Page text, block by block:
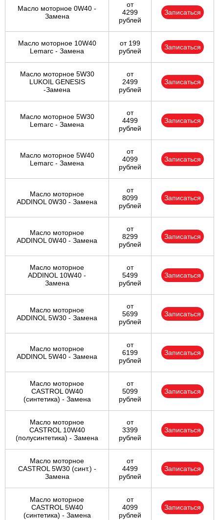
Масло моторное 0W40 -
Замена
от
4299
рублей
Записаться
Масло моторное 10W40
Lemarc - Замена
от 199
рублей
Записаться
Масло моторное 5W30
LUKOIL GENESIS
-Замена
от
2499
рублей
Записаться
Масло моторное 5W30
Lemarc - Замена
от
4499
рублей
Записаться
Масло моторное 5W40
Lemarc - Замена
от
4099
рублей
Записаться
Масло моторное
ADDINOL 0W30 - Замена
от
8099
рублей
Записаться
Масло моторное
ADDINOL 0W40 - Замена
от
8299
рублей
Записаться
Масло моторное
ADDINOL 10W40 -
Замена
от
5499
рублей
Записаться
Масло моторное
ADDINOL 5W30 - Замена
от
5699
рублей
Записаться
Масло моторное
ADDINOL 5W40 - Замена
от
6199
рублей
Записаться
Масло моторное
CASTROL 0W40
(синтетика) - Замена
от
5099
рублей
Записаться
Масло моторное
CASTROL 10W40
(полусинтетика) - Замена
от
3399
рублей
Записаться
Масло моторное
CASTROL 5W30 (синт.) -
Замена
от
4499
рублей
Записаться
Масло моторное
CASTROL 5W40
(синтетика) - Замена
от
4099
рублей
Записаться